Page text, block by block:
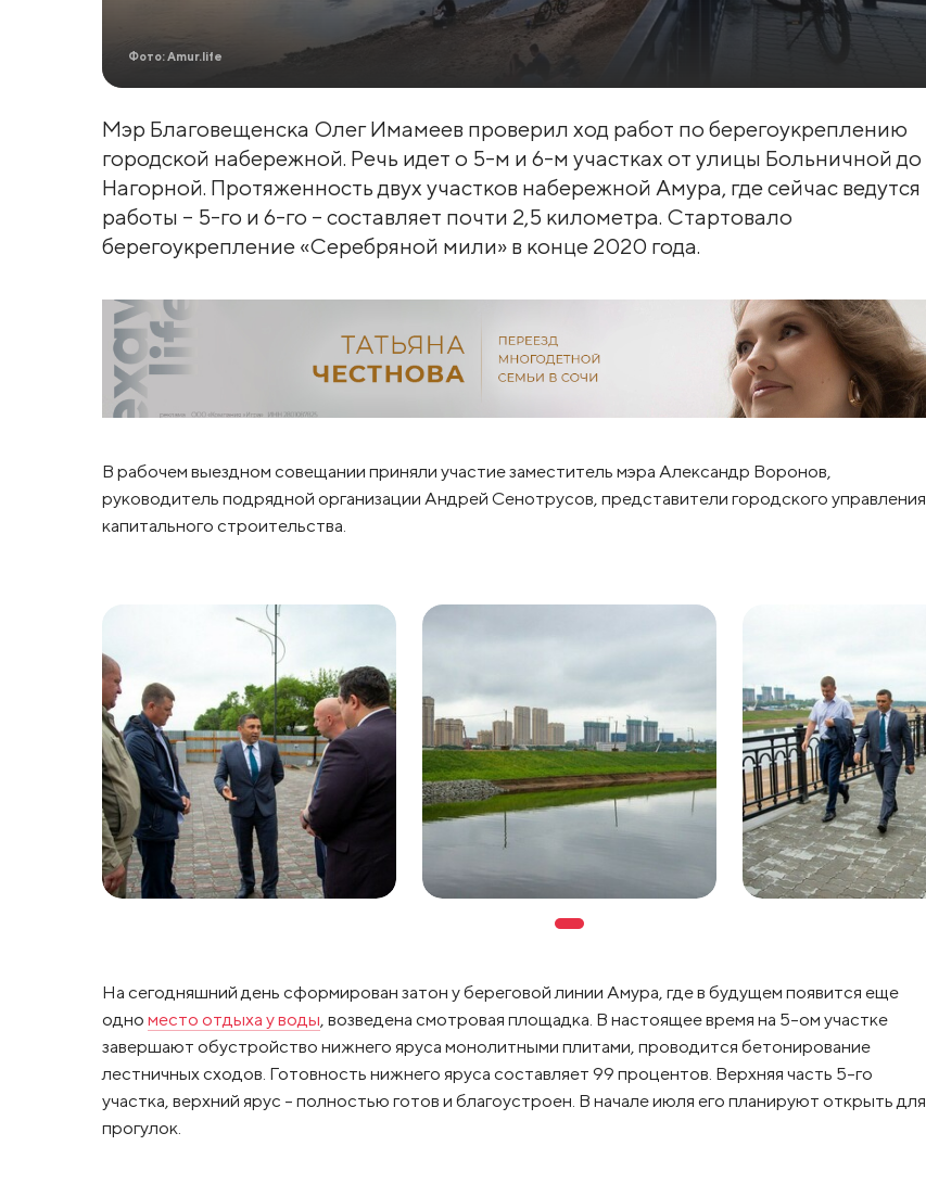
Фото: Amur.life
Мэр Благовещенска Олег Имамеев проверил ход работ по берегоукреплению
городской набережной. Речь идет о 5-м и 6-м участках от улицы Больничной до
Нагорной. Протяженность двух участков набережной Амура, где сейчас ведутся
работы – 5-го и 6-го – составляет почти 2,5 километра. Стартовало
берегоукрепление «Серебряной мили» в конце 2020 года.
В рабочем выездном совещании приняли участие заместитель мэра Александр Воронов,
руководитель подрядной организации Андрей Сенотрусов, представители городского управления
капитального строительства.
На сегодняшний день сформирован затон у береговой линии Амура, где в будущем появится еще
одно место отдыха у воды, возведена смотровая площадка. В настоящее время на 5-ом участке
завершают обустройство нижнего яруса монолитными плитами, проводится бетонирование
лестничных сходов. Готовность нижнего яруса составляет 99 процентов. Верхняя часть 5-го
участка, верхний ярус – полностью готов и благоустроен. В начале июля его планируют открыть для
прогулок.